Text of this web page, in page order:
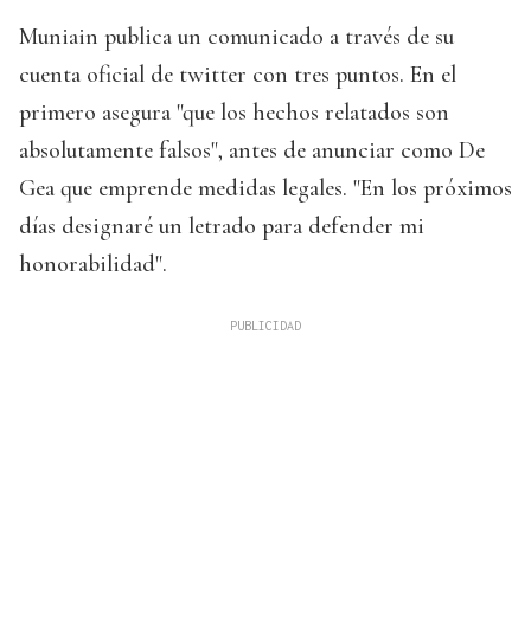
Muniain publica un comunicado a través de su
cuenta oficial de twitter con tres puntos. En el
primero asegura "que los hechos relatados son
absolutamente falsos", antes de anunciar como De
Gea que emprende medidas legales. "En los próximos
días designaré un letrado para defender mi
honorabilidad".